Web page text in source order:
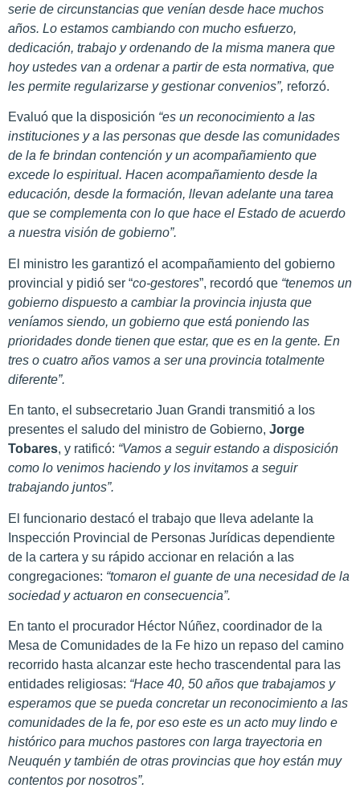
serie de circunstancias que venían desde hace muchos
años. Lo estamos cambiando con mucho esfuerzo,
dedicación, trabajo y ordenando de la misma manera que
hoy ustedes van a ordenar a partir de esta normativa, que
les permite regularizarse y gestionar convenios”, reforzó.
Evaluó que la disposición “es un reconocimiento a las
instituciones y a las personas que desde las comunidades
de la fe brindan contención y un acompañamiento que
excede lo espiritual. Hacen acompañamiento desde la
educación, desde la formación, llevan adelante una tarea
que se complementa con lo que hace el Estado de acuerdo
a nuestra visión de gobierno”.
El ministro les garantizó el acompañamiento del gobierno
provincial y pidió ser “co-gestores”, recordó que “tenemos un
gobierno dispuesto a cambiar la provincia injusta que
veníamos siendo, un gobierno que está poniendo las
prioridades donde tienen que estar, que es en la gente. En
tres o cuatro años vamos a ser una provincia totalmente
diferente”.
En tanto, el subsecretario Juan Grandi transmitió a los
presentes el saludo del ministro de Gobierno, Jorge
Tobares, y ratificó: “Vamos a seguir estando a disposición
como lo venimos haciendo y los invitamos a seguir
trabajando juntos”.
El funcionario destacó el trabajo que lleva adelante la
Inspección Provincial de Personas Jurídicas dependiente
de la cartera y su rápido accionar en relación a las
congregaciones: “tomaron el guante de una necesidad de la
sociedad y actuaron en consecuencia”.
En tanto el procurador Héctor Núñez, coordinador de la
Mesa de Comunidades de la Fe hizo un repaso del camino
recorrido hasta alcanzar este hecho trascendental para las
entidades religiosas: “Hace 40, 50 años que trabajamos y
esperamos que se pueda concretar un reconocimiento a las
comunidades de la fe, por eso este es un acto muy lindo e
histórico para muchos pastores con larga trayectoria en
Neuquén y también de otras provincias que hoy están muy
contentos por nosotros”.